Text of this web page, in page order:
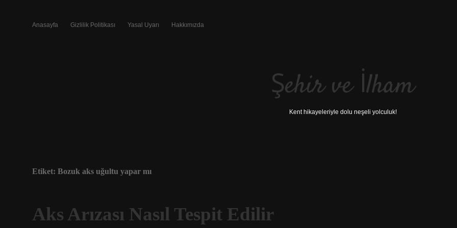
Anasayfa Gizlilik Politikası Yasal Uyarı Hakkımızda
Şehir ve İlham
Kent hikayeleriyle dolu neşeli yolculuk!
Etiket: Bozuk aks uğultu yapar mı
Aks Arızası Nasıl Tespit Edilir